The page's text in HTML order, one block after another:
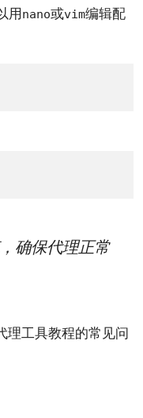
用nano或vim编辑配
确保代理正常
理工具教程的常见问